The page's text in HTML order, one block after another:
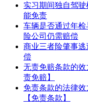
实习期间独自驾
能免责
车辆是否通过年
险公司仍需赔偿
商业三者险肇事
偿
无责免赔条款的
责免赔】
免责条款的法律
【免责条款】